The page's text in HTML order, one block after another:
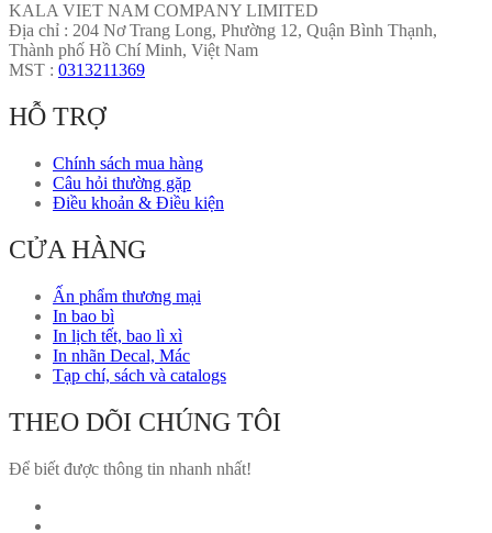
KALA VIET NAM COMPANY LIMITED
Địa chỉ : 204 Nơ Trang Long, Phường 12, Quận Bình Thạnh,
Thành phố Hồ Chí Minh, Việt Nam
MST : 0313211369
HỖ TRỢ
Chính sách mua hàng
Câu hỏi thường gặp
Điều khoản & Điều kiện
CỬA HÀNG
Ấn phẩm thương mại
In bao bì
In lịch tết, bao lì xì
In nhãn Decal, Mác
Tạp chí, sách và catalogs
THEO DÕI CHÚNG TÔI
Để biết được thông tin nhanh nhất!